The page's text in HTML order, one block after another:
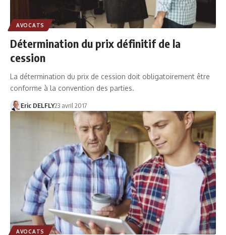
AVOCATS
Détermination du prix définitif de la
cession
La détermination du prix de cession doit obligatoirement être
conforme à la convention des parties.
Eric DELFLY23 avril 2017
AVOCATS